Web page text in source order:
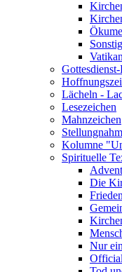
Lächeln -
Lesezeichen
Mahnzeichen
Kolumne
Spirituelle
Advent
Die
Nur